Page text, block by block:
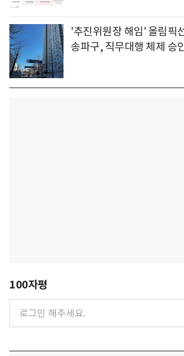
'추진위원장 해임' 올림픽
송파구, 직무대행 체제 승
100자평